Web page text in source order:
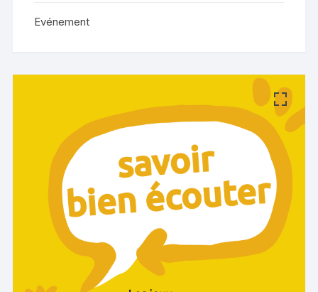
Evénement